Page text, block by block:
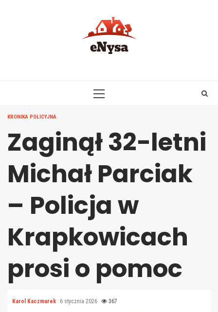
PRIMARY
KRONIKA POLICYJNA
Zaginął 32-letni
Michał Parciak
– Policja w
Krapkowicach
prosi o pomoc
Karol Kaczmarek 6 stycznia 2026 367